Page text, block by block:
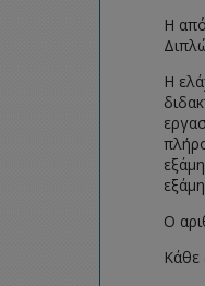
Η
Η
Ο
Κάθε